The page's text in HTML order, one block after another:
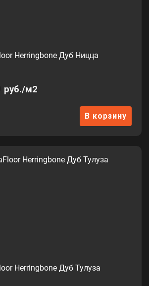
Herringbone Дуб Ницца
руб./м2
В корзину
Herringbone Дуб Тулуза